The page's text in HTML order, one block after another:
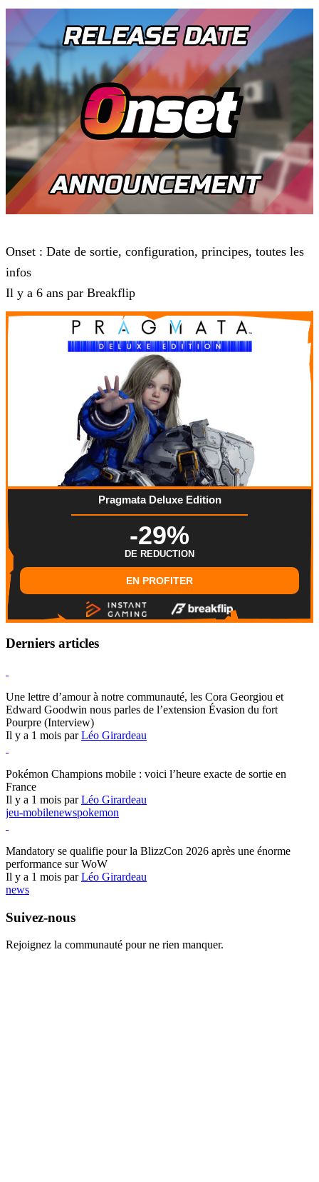
Onset : Date de sortie, configuration, principes, toutes les
infos
Il y a 6 ans par Breakflip
Pragmata Deluxe Edition
-29%
DE REDUCTION
EN PROFITER
Derniers articles
Une lettre d’amour à notre communauté, les Cora Georgiou et
Edward Goodwin nous parles de l’extension Évasion du fort
Pourpre (Interview)
Il y a 1 mois parLéo Girardeau
Pokémon Champions mobile : voici l’heure exacte de sortie en
France
Il y a 1 mois parLéo Girardeau
jeu-mobilenewspokemon
Mandatory se qualifie pour la BlizzCon 2026 après une énorme
performance sur WoW
Il y a 1 mois parLéo Girardeau
news
Suivez-nous
Rejoignez la communauté pour ne rien manquer.